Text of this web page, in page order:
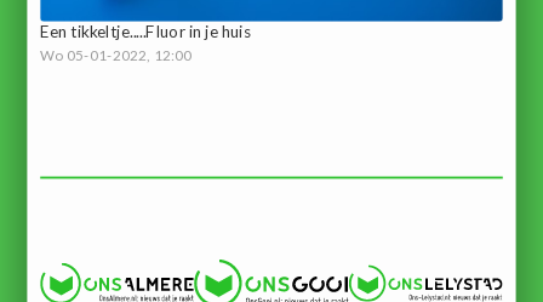
Een tikkeltje.....Fluor in je huis
Wo 05-01-2022, 12:00